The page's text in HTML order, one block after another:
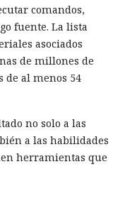
comandos,
fuente. La lista
asociados
de millones de
de al menos 54
no solo a las
a las habilidades
herramientas que